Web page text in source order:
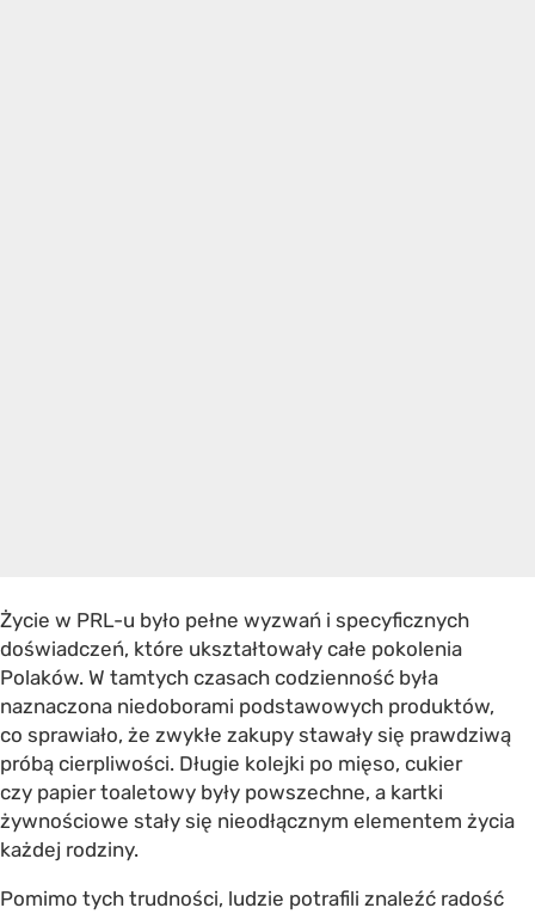
Życie w PRL-u było pełne wyzwań i specyficznych
doświadczeń, które ukształtowały całe pokolenia
Polaków. W tamtych czasach codzienność była
naznaczona niedoborami podstawowych produktów,
co sprawiało, że zwykłe zakupy stawały się prawdziwą
próbą cierpliwości. Długie kolejki po mięso, cukier
czy papier toaletowy były powszechne, a kartki
żywnościowe stały się nieodłącznym elementem życia
każdej rodziny.
Pomimo tych trudności, ludzie potrafili znaleźć radość